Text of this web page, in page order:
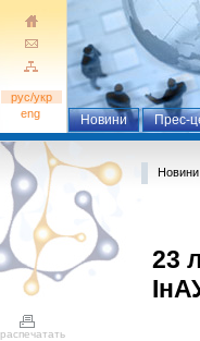
pуc/укр
eng
Новини Прес-
распечатать
Новини
23